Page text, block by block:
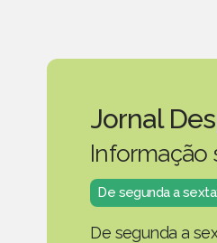
Jornal
Informação
De segunda a
De segunda a